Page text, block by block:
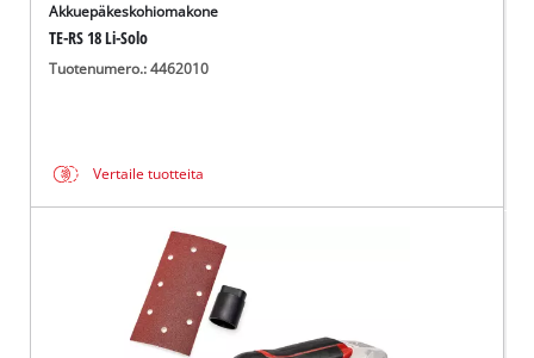
Akkuepäkeskohiomakone
TE-RS 18 Li-Solo
Tuotenumero.: 4462010
Vertaile tuotteita